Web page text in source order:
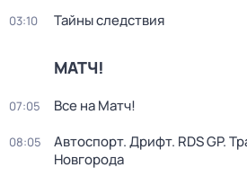
03:10 Тайны следствия
МАТЧ!
07:05 Все на Матч!
08:05
Автоспорт. Дрифт. RDS GP.
Новгорода